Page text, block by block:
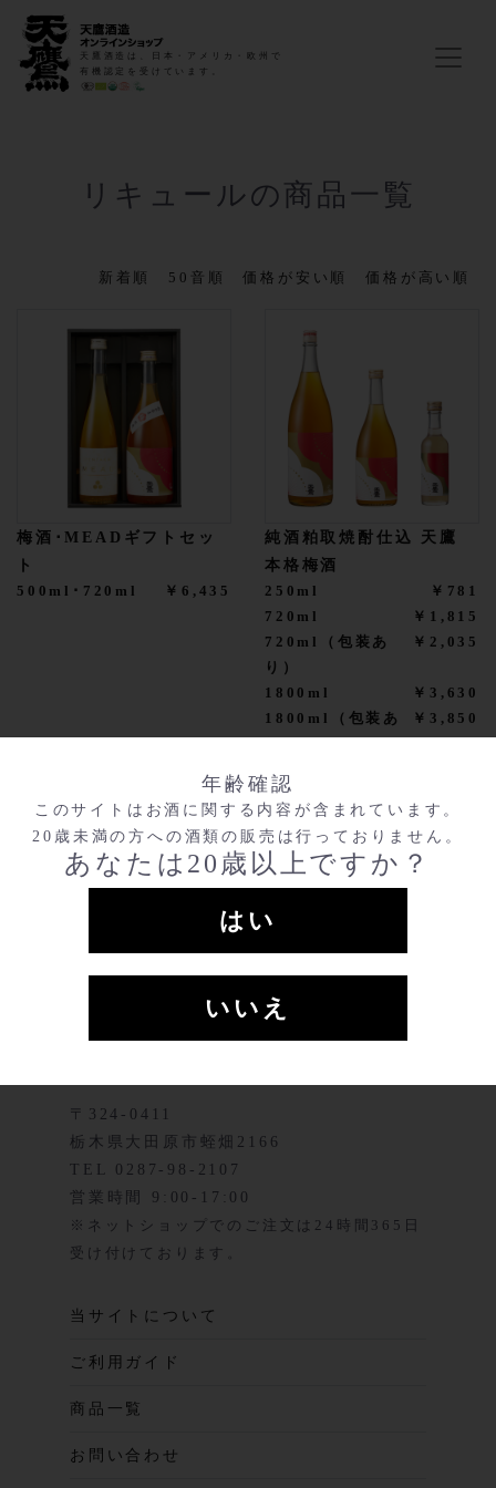
年齢確認
このサイトはお酒に関する内容が含まれています。
20歳未満の方への酒類の販売は行っておりません。
あなたは20歳以上ですか？
はい
いいえ
天鷹酒造は、日本・アメリカ・欧州で
有機認定を受けています。
リキュールの商品一覧
新着順 50音順 価格が安い順 価格が高い順
梅酒･MEADギフトセッ
ト
500ml･720ml ￥6,435
純酒粕取焼酎仕込 天鷹
本格梅酒
250ml
￥781
720ml
￥1,815
720ml（包装あ
り）
￥2,035
1800ml
￥3,630
1800ml（包装あ
￥3,850
〒324-0411
栃木県大田原市蛭畑2166
TEL 0287-98-2107
営業時間 9:00-17:00
※ネットショップでのご注文は24時間365日
受け付けております。
当サイトについて
ご利用ガイド
商品一覧
お問い合わせ